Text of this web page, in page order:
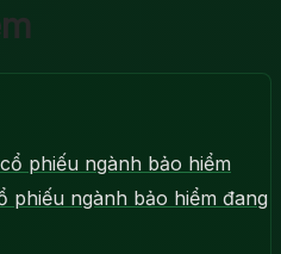
phiếu ngành bảo hiểm
phiếu ngành bảo hiểm đang